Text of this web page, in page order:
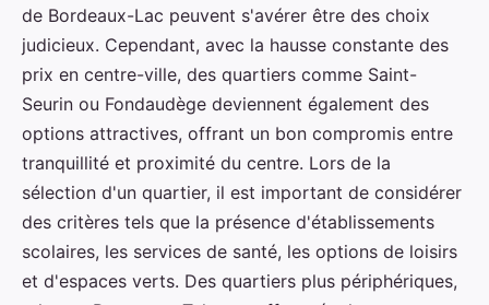
de Bordeaux-Lac peuvent s'avérer être des choix
judicieux. Cependant, avec la hausse constante des
prix en centre-ville, des quartiers comme Saint-
Seurin ou Fondaudège deviennent également des
options attractives, offrant un bon compromis entre
tranquillité et proximité du centre. Lors de la
sélection d'un quartier, il est important de considérer
des critères tels que la présence d'établissements
scolaires, les services de santé, les options de loisirs
et d'espaces verts. Des quartiers plus périphériques,